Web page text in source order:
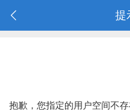
提
抱歉，您指定的用户空间不存